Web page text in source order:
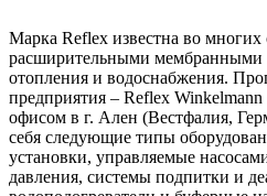
Марка Reflex известна во многих
расширительными мембранными
отопления и водоснабжения.
предприятия – Reflex
офисом в г. Ален (Вестфалия,
себя следующие типы
установки, управляемые
давления, системы подпитки и